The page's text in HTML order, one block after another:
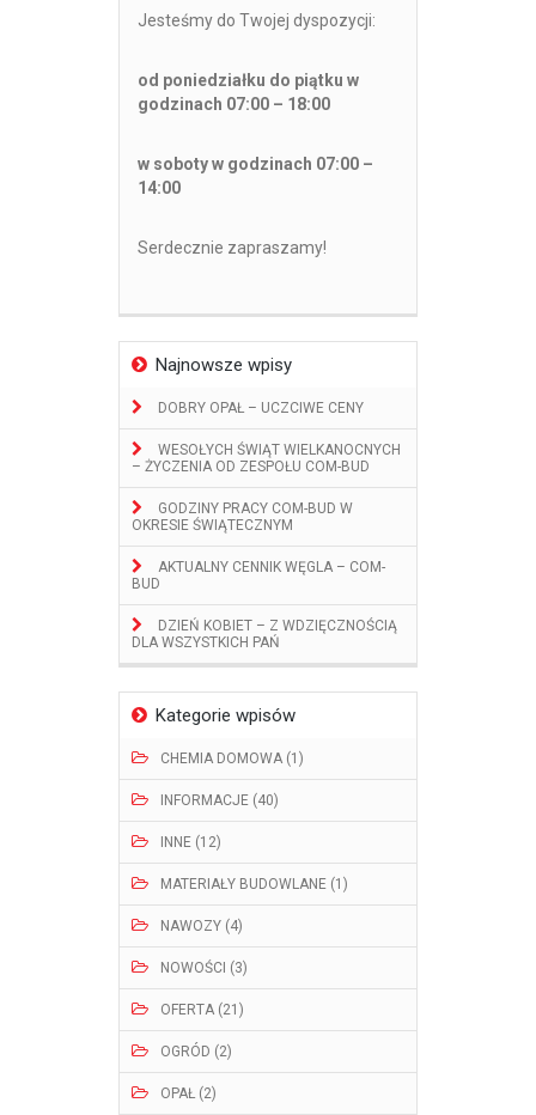
Jesteśmy do Twojej dyspozycji:
od poniedziałku do piątku w
godzinach 07:00 – 18:00
w soboty w godzinach 07:00 –
14:00
Serdecznie zapraszamy!
Najnowsze wpisy
DOBRY OPAŁ – UCZCIWE CENY
WESOŁYCH ŚWIĄT WIELKANOCNYCH
– ŻYCZENIA OD ZESPOŁU COM-BUD
GODZINY PRACY COM-BUD W
OKRESIE ŚWIĄTECZNYM
AKTUALNY CENNIK WĘGLA – COM-
BUD
DZIEŃ KOBIET – Z WDZIĘCZNOŚCIĄ
DLA WSZYSTKICH PAŃ
Kategorie wpisów
CHEMIA DOMOWA (1)
INFORMACJE (40)
INNE (12)
MATERIAŁY BUDOWLANE (1)
NAWOZY (4)
NOWOŚCI (3)
OFERTA (21)
OGRÓD (2)
OPAŁ (2)